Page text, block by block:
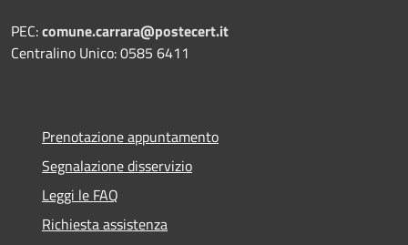
PEC:comune.carrara@postecert.it
Centralino Unico: 0585 6411
Prenotazione appuntamento
Segnalazione disservizio
Leggi le FAQ
Richiesta assistenza